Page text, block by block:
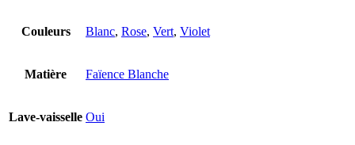
Couleurs Blanc, Rose, Vert, Violet
Matière Faïence Blanche
Lave-vaisselle Oui